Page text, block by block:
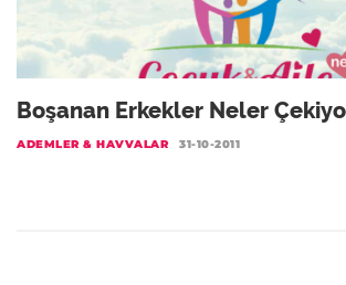
Boşanan Erkekler Neler
ADEMLER & HAVVALAR 31-10-2011